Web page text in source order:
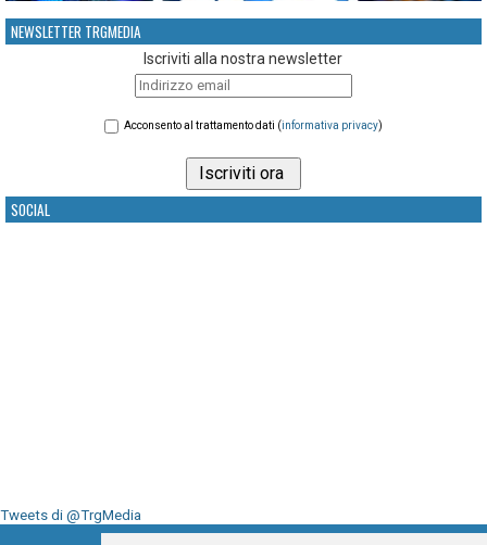
NEWSLETTER TRGMEDIA
Iscriviti alla nostra newsletter
Acconsento al trattamento dati (informativa privacy)
SOCIAL
Tweets di @TrgMedia